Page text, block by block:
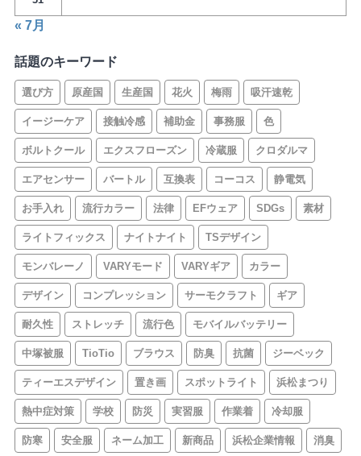
« 7月
話題のキーワード
選び方 原産国 生産国 花火 梅雨 吸汗速乾
イージーケア 接触冷感 補助金 事務服 色
ボルトクール エクスフローズン 冷蔵服 クロダルマ
エアセンサー バートル 互換表 コーコス 静電気
お手入れ 流行カラー 法律 EFウェア SDGs 素材
ライトフィックス ナイトナイト TSデザイン
モンバレーノ VARYモード VARYギア カラー
デザイン コンプレッション サーモクラフト ギア
耐久性 ストレッチ 流行色 モバイルバッテリー
中塚被服 TioTio ブラウス 防臭 抗菌 ジーベック
ティーエスデザイン 置き画 スポットライト 浜松まつり
熱中症対策 学校 防災 実習服 作業着 冷却服
防寒 安全服 ネーム加工 新商品 浜松企業情報 消臭